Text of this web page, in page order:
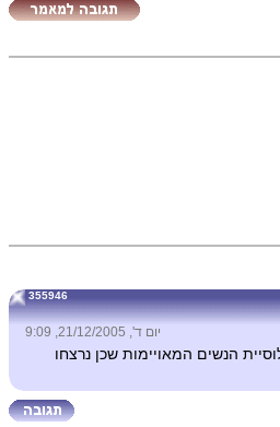
355946
יום ד', 21/12/2005, 9:09
הנשים המאויימות שכן נרצחו